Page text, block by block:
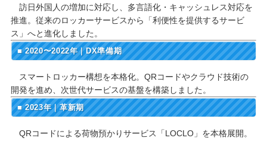
訪日外国人の増加に対応し、多言語化・キャッシュレス対応を
推進。従来のロッカーサービスから「利便性を提供するサービ
ス」へと進化しました。
■ 2020〜2022年｜DX準備期
スマートロッカー構想を本格化。QRコードやクラウド技術の
開発を進め、次世代サービスの基盤を構築しました。
■ 2023年｜革新期
QRコードによる荷物預かりサービス「LOCLO」を本格展開。